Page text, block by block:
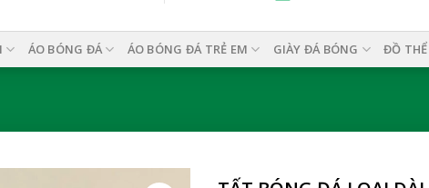
ÁO BÓNG ĐÁ ÁO BÓNG ĐÁ TRẺ EM GIÀY ĐÁ BÓNG ĐỒ